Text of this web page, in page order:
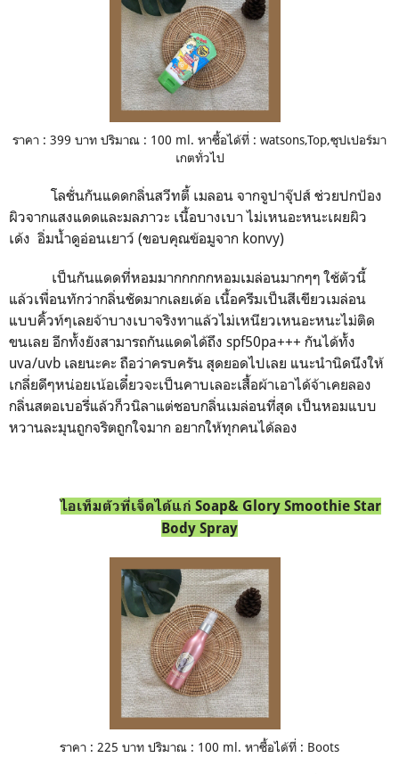
ราคา : 399 บาท ปริมาณ : 100 ml. หาซื้อได้ที่ : watsons,Top,ซุปเปอร์มา
เกตทั่วไป
โลชั่นกันแดดกลิ่นสวีทตี้ เมลอน จากจูปาจุ๊ปส์ ช่วยปกป้อง
ผิวจากแสงแดดและมลภาวะ เนื้อบางเบา ไม่เหนอะหนะเผยผิว
เด้ง อิ่มน้ำดูอ่อนเยาว์ (ขอบคุณข้อมูจาก konvy)
เป็นกันแดดที่หอมมากกกกกหอมเมล่อนมากๆๆ ใช้ตัวนี้
แล้วเพื่อนทักว่ากลิ่นชัดมากเลยเด้อ เนื้อครีมเป็นสีเขียวเมล่อน
แบบคิ้วท์ๆเลยจ้าบางเบาจริงทาแล้วไม่เหนียวเหนอะหนะไม่ติด
ขนเลย อีกทั้งยังสามารถกันแดดได้ถึง spf50pa+++ กันได้ทั้ง
uva/uvb เลยนะคะ ถือว่าครบครัน สุดยอดไปเลย แนะนำนิดนึงให้
เกลี่ยดีๆหน่อยเน้อเดี๋ยวจะเป็นคาบเลอะเสื้อผ้าเอาได้จ้าเคยลอง
กลิ่นสตอเบอรี่แล้วก็วนิลาแต่ชอบกลิ่นเมล่อนที่สุด เป็นหอมแบบ
หวานละมุนถูกจริตถูกใจมาก อยากให้ทุกคนได้ลอง
ไอเท็มตัวที่เจ็ดได้แก่ Soap& Glory Smoothie Star
Body Spray
ราคา : 225 บาท ปริมาณ : 100 ml. หาซื้อได้ที่ : Boots